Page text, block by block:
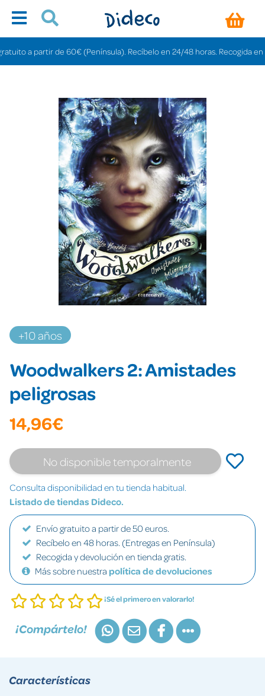
a partir de 60€ (Península). Recíbelo en 24/48 horas. Recogida en
+10 años
Woodwalkers 2: Amistades
peligrosas
14,96€
No disponible temporalmente
Consulta disponibilidad en tu tienda habitual.
Listado de tiendas Dideco.
Envío gratuito a partir de 50 euros.
Recíbelo en 48 horas. (Entregas en Península)
Recogida y devolución en tienda gratis.
Más sobre nuestra política de devoluciones
¡Sé el primero en valorarlo!
¡Compártelo!
Características